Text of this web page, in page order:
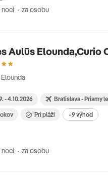
nocí
za osobu
Aulūs Elounda,Curio
- 4.10.2026 Bratislava - Priamy
Pri pláži +9 výhod
nocí za osobu